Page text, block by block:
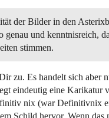
der Bilder in den
genau und kenntnisreich,
stimmen.
zu. Es handelt sich aber
eindeutig eine Karikatur
nix (war Definitivnix
Schild hervor. Wenn